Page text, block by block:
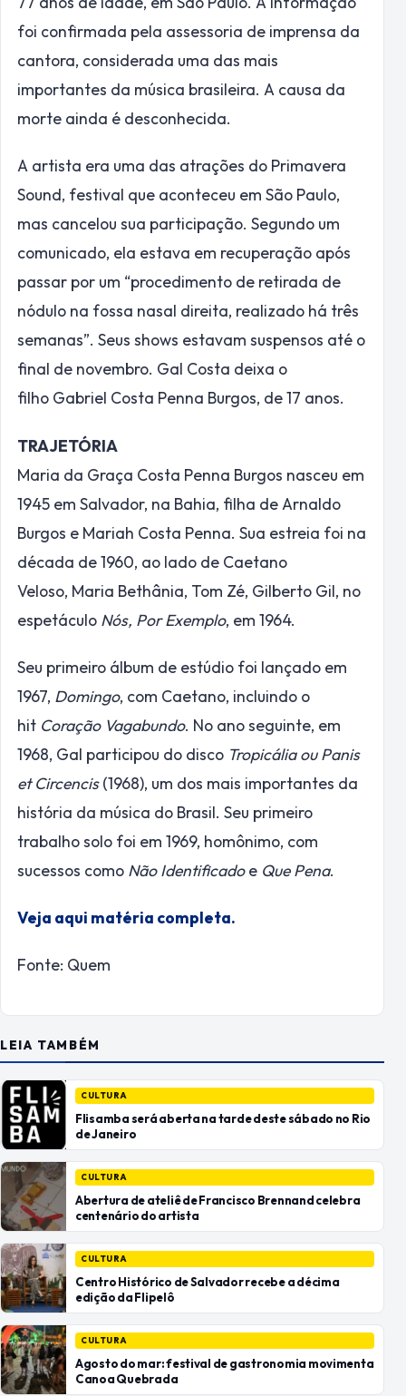
foi confirmada pela assessoria de imprensa da
cantora, considerada uma das mais
importantes da música brasileira. A causa da
morte ainda é desconhecida.
A artista era uma das atrações do Primavera
Sound, festival que aconteceu em São Paulo,
mas cancelou sua participação. Segundo um
comunicado, ela estava em recuperação após
passar por um “procedimento de retirada de
nódulo na fossa nasal direita, realizado há três
semanas”. Seus shows estavam suspensos até o
final de novembro. Gal Costa deixa o
filho Gabriel Costa Penna Burgos, de 17 anos.
TRAJETÓRIA
Maria da Graça Costa Penna Burgos nasceu em
1945 em Salvador, na Bahia, filha de Arnaldo
Burgos e Mariah Costa Penna. Sua estreia foi na
década de 1960, ao lado de Caetano
Veloso, Maria Bethânia, Tom Zé, Gilberto Gil, no
espetáculo Nós, Por Exemplo, em 1964.
Seu primeiro álbum de estúdio foi lançado em
1967, Domingo, com Caetano, incluindo o
hit Coração Vagabundo. No ano seguinte, em
1968, Gal participou do disco Tropicália ou Panis
et Circencis(1968), um dos mais importantes da
história da música do Brasil. Seu primeiro
trabalho solo foi em 1969, homônimo, com
sucessos como Não Identificadoe Que Pena.
Veja aqui matéria completa.
Fonte: Quem
LEIA TAMBÉM
CULTURA
Flisamba será aberta na tarde deste sábado no Rio
de Janeiro
CULTURA
Abertura de ateliê de Francisco Brennand celebra
centenário do artista
CULTURA
Centro Histórico de Salvador recebe a décima
edição da Flipelô
CULTURA
Agosto do mar: festival de gastronomia movimenta
Canoa Quebrada